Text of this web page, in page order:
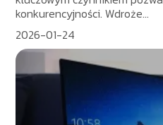
konkurencyjności. Wdroże...
2026-01-24